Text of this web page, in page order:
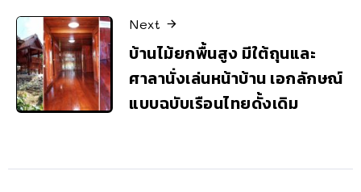
Next
บ้านไม้ยกพื้นสูง มีใต้ถุนและ
ศาลานั่งเล่นหน้าบ้าน เอกลักษณ์
แบบฉบับเรือนไทยดั้งเดิม